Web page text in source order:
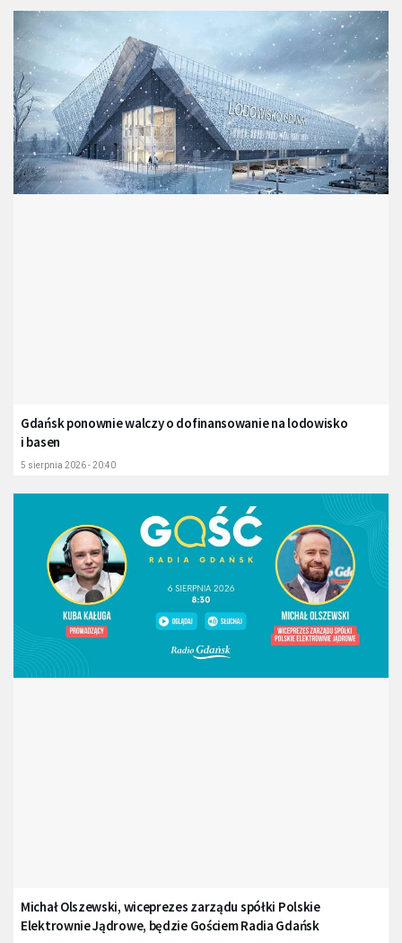
Gdańsk ponownie walczy o dofinansowanie na lodowisko
i basen
5 sierpnia 2026 - 20:40
Michał Olszewski, wiceprezes zarządu spółki Polskie
Elektrownie Jądrowe, będzie Gościem Radia Gdańsk